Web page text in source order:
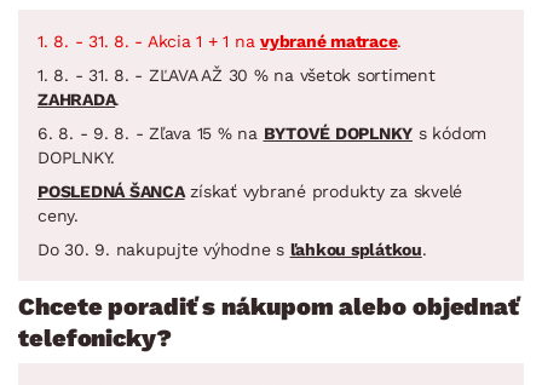
1. 8. - 31. 8. - Akcia 1 + 1 na vybrané matrace.
1. 8. - 31. 8. - ZĽAVA AŽ 30 % na všetok sortiment
ZAHRADA.
6. 8. - 9. 8. - Zľava 15 % na BYTOVÉ DOPLNKY s kódom
DOPLNKY.
POSLEDNÁ ŠANCAzískať vybrané produkty za skvelé
ceny.
Do 30. 9. nakupujte výhodne s ľahkou splátkou.
Chcete poradiť s nákupom alebo objednať
telefonicky?